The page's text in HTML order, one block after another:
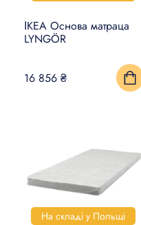
РОЗУМНИЙ БУДИНОК
КИЛИМИ, ЦИНОВКИ ТА
ПІДЛОГИ
ТОВАРИ ДЛЯ ТВАРИН
ІКЕА Основа матраца
LYNGÖR
16 856 ₴
На складі у Польщі